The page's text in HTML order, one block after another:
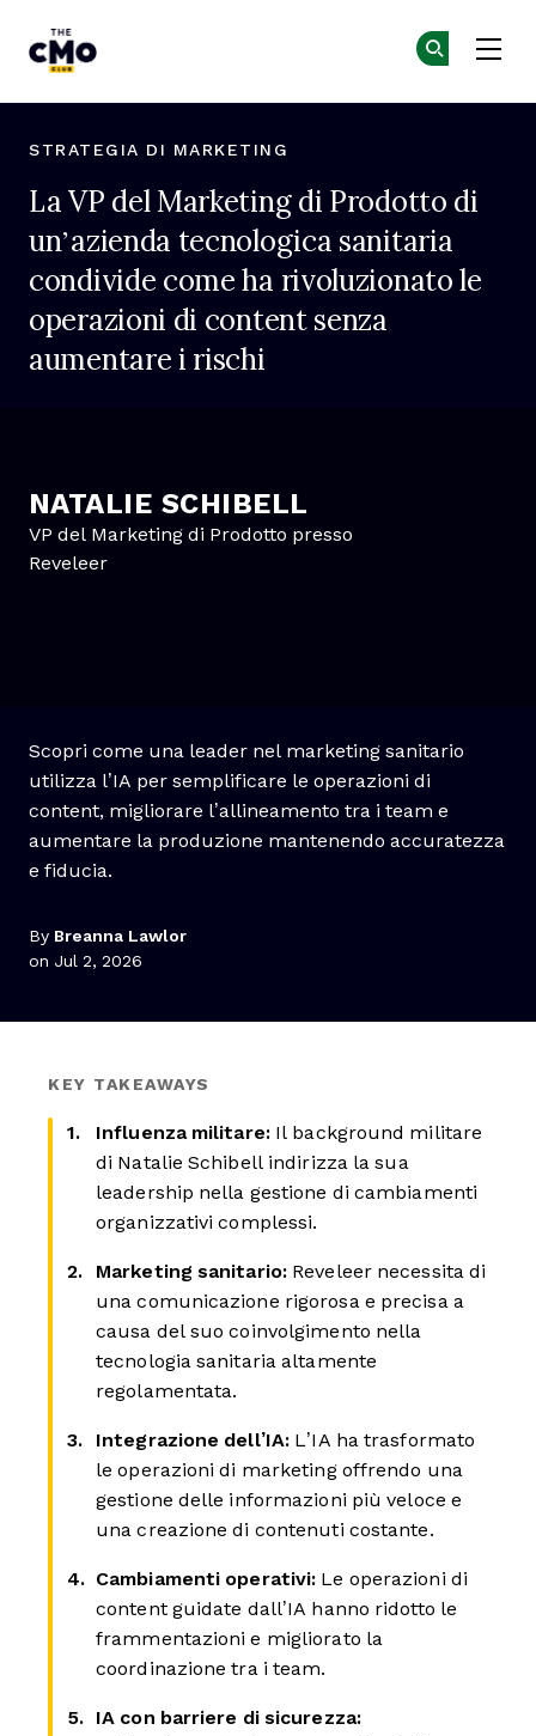
STRATEGIA DI MARKETING
La VP del Marketing di Prodotto di
un’azienda tecnologica sanitaria
condivide come ha rivoluzionato le
operazioni di content senza
aumentare i rischi
Scopri come una leader nel marketing sanitario
utilizza l’IA per semplificare le operazioni di
content, migliorare l’allineamento tra i team e
aumentare la produzione mantenendo accuratezza
e fiducia.
NATALIE SCHIBELL
VP del Marketing di Prodotto presso
Reveleer
By Breanna Lawlor
on Jul 2, 2026
KEY TAKEAWAYS
Influenza militare: Il background militare
di Natalie Schibell indirizza la sua
leadership nella gestione di cambiamenti
organizzativi complessi.
Marketing sanitario: Reveleer necessita di
una comunicazione rigorosa e precisa a
causa del suo coinvolgimento nella
tecnologia sanitaria altamente
regolamentata.
Integrazione dell’IA: L’IA ha trasformato
le operazioni di marketing offrendo una
gestione delle informazioni più veloce e
una creazione di contenuti costante.
Cambiamenti operativi: Le operazioni di
content guidate dall’IA hanno ridotto le
frammentazioni e migliorato la
coordinazione tra i team.
IA con barriere di sicurezza: